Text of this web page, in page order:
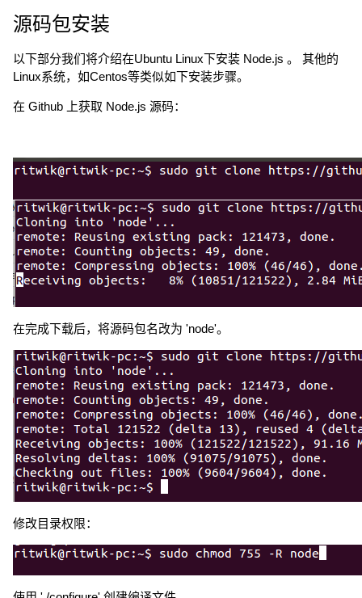
源码包安装
以下部分我们将介绍在Ubuntu Linux下安装 Node.js 。 其他的
Linux系统，如Centos等类似如下安装步骤。
在 Github 上获取 Node.js 源码：
在完成下载后，将源码包名改为 'node'。
修改目录权限：